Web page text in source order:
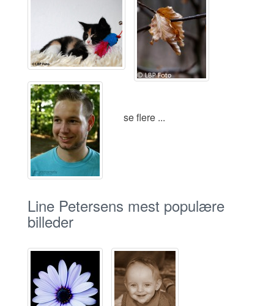
se flere ...
Line Petersens mest populære
billeder